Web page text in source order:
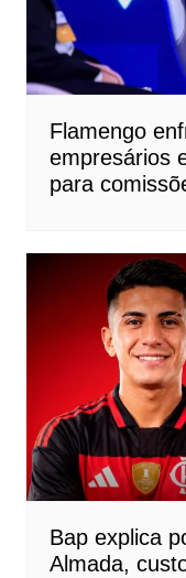
Flamengo
empresários
para
Bap explica
Almada,